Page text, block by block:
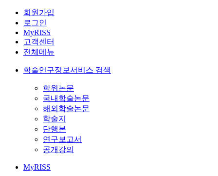
회원가입
로그인
MyRISS
고객센터
전체메뉴
학술연구정보서비스 검색
학위논문
국내학술논문
해외학술논문
학술지
단행본
연구보고서
공개강의
MyRISS